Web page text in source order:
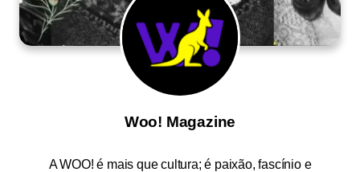
Woo! Magazine
AWOO! é mais que cultura; é paixão, fascínio e